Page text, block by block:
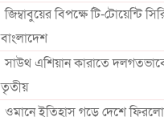
জিম্বাবুয়ের বিপক্ষে টি-টোয়েন্টি
বাংলাদেশ
সাউথ এশিয়ান কারাতে
তৃতীয়
ওমানে ইতিহাস গড়ে দেশে